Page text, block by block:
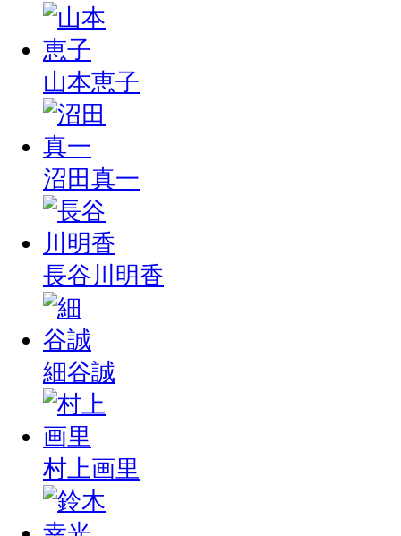
山本恵子
沼田真一
長谷川明香
細谷誠
村上画里